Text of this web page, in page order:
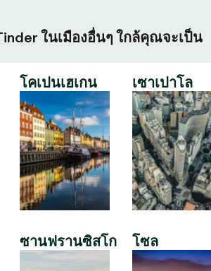
ในเมืองอื่นๆ ใกล้คุณจะเป็น
โคเปนเฮเกน
ซานฟรานซิสโก
เซาเปาโล
โซล